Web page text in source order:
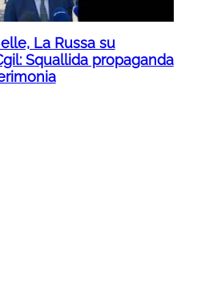
La Russa su
Squallida propaganda